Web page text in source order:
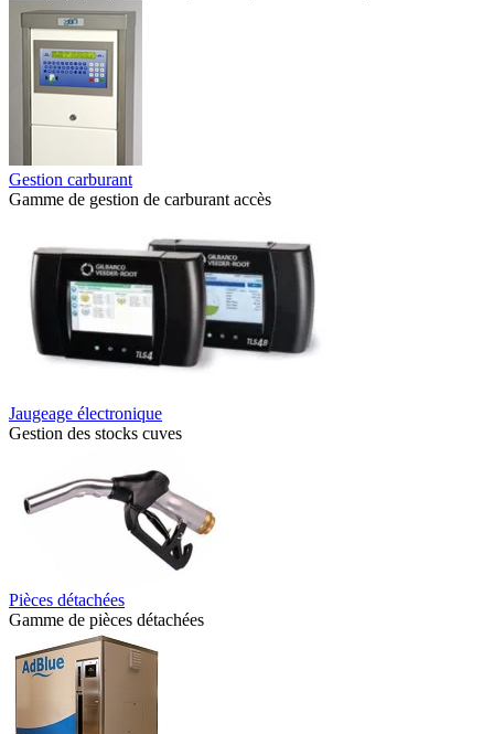
Gestion carburant
Gamme de gestion de carburant accès
Jaugeage électronique
Gestion des stocks cuves
Pièces détachées
Gamme de pièces détachées